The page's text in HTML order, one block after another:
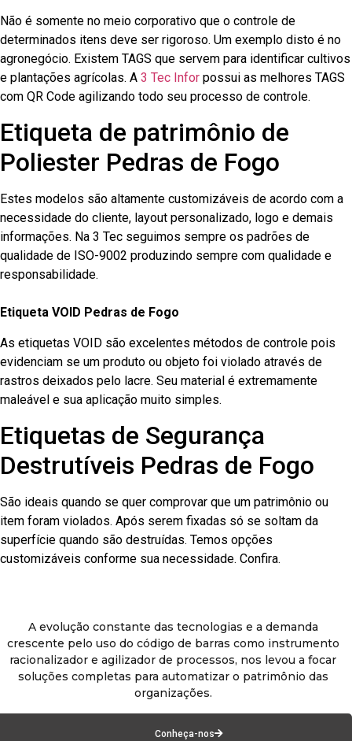
Não é somente no meio corporativo que o controle de
determinados itens deve ser rigoroso. Um exemplo disto é no
agronegócio. Existem TAGS que servem para identificar cultivos
e plantações agrícolas. A 3 Tec Infor possui as melhores TAGS
com QR Code agilizando todo seu processo de controle.
Etiqueta de patrimônio de
Poliester Pedras de Fogo
Estes modelos são altamente customizáveis de acordo com a
necessidade do cliente, layout personalizado, logo e demais
informações. Na 3 Tec seguimos sempre os padrões de
qualidade de ISO-9002 produzindo sempre com qualidade e
responsabilidade.
Etiqueta VOID Pedras de Fogo
As etiquetas VOID são excelentes métodos de controle pois
evidenciam se um produto ou objeto foi violado através de
rastros deixados pelo lacre. Seu material é extremamente
maleável e sua aplicação muito simples.
Etiquetas de Segurança
Destrutíveis Pedras de Fogo
São ideais quando se quer comprovar que um patrimônio ou
item foram violados. Após serem fixadas só se soltam da
superfície quando são destruídas. Temos opções
customizáveis conforme sua necessidade. Confira.
A evolução constante das tecnologias e a demanda
crescente pelo uso do código de barras como instrumento
racionalizador e agilizador de processos, nos levou a focar
soluções completas para automatizar o patrimônio das
organizações.
Conheça-nos